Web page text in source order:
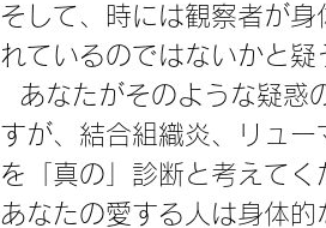
そして、時には観察者が
れているのではないかと疑
すが、結合組織炎、リュ
を「真の」診断と考えてく
あなたの愛する人は身体